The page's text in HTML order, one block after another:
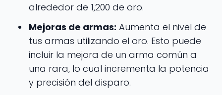
alrededor de 1,200 de oro.
Mejoras de armas: Aumenta el nivel de
tus armas utilizando el oro. Esto puede
incluir la mejora de un arma común a
una rara, lo cual incrementa la potencia
y precisión del disparo.